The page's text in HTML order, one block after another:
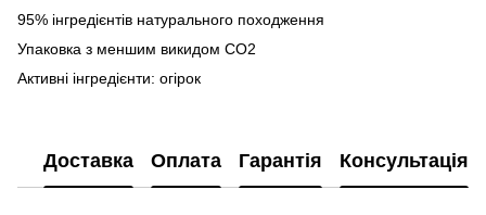
95% інгредієнтів натурального походження
Упаковка з меншим викидом CO2
Активні інгредієнти: огірок
Доставка Оплата Гарантія Консультація